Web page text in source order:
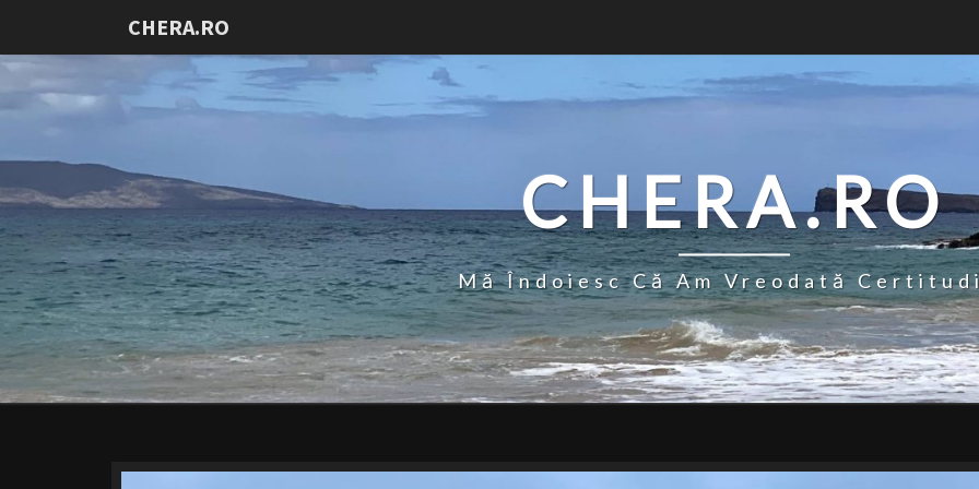
CHERA.RO
CHERA.RO
Mă Îndoiesc Că Am Vreodată